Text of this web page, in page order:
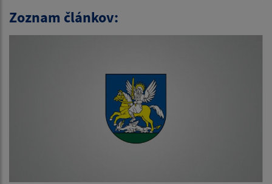
Zoznam článkov: